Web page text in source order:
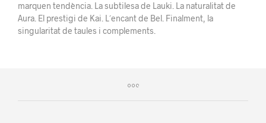
marquen tendència. La subtilesa de Lauki. La naturalitat de
Aura. El prestigi de Kai. L´encant de Bel. Finalment, la
singularitat de taules i complements.